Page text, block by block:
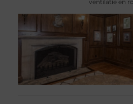
ventilatie en